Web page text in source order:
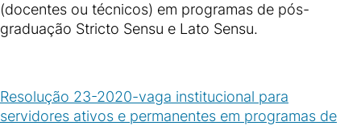
(docentes ou técnicos) em programas de pós-
graduação Stricto Sensu e Lato Sensu.
Resolução 23-2020-vaga institucional para
servidores ativos e permanentes em programas de